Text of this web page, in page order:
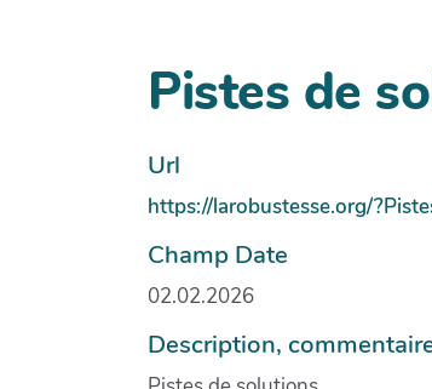
Pistes de
Url
https://larobustesse.org/
Champ Date
02.02.2026
Description,